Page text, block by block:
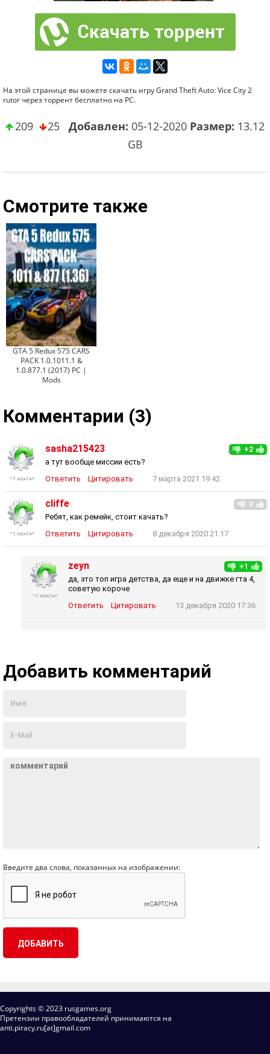
На этой странице вы можете скачать игру Grand Theft Auto: Vice City 2
rutor через торрент бесплатно на PC.
209 25 Добавлен: 05-12-2020 Размер: 13.12
GB
Смотрите также
GTA 5 Redux 575 CARS
PACK 1.0.1011.1 &
1.0.877.1 (2017) PC |
Mods
Комментарии (3)
+2
sasha215423
а тут вообще миссии есть?
Ответить
Цитировать 7 марта 2021 19:42
0
cliffe
Ребят, как ремейк, стоит качать?
Ответить
Цитировать 8 декабря 2020 21:17
+1
zeyn
да, это топ игра детства, да еще и на движке гта 4,
советую короче
Ответить
Цитировать 13 декабря 2020 17:36
Добавить комментарий
Введите два слова, показанных на изображении:
Copyrights © 2023 rusgames.org
Претензии правообладателей принимаются на
anti.piracy.ru[at]gmail.com